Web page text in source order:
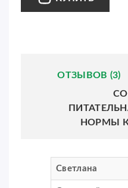
ОТЗЫВОВ (3)
НОРМЫ
Светлана